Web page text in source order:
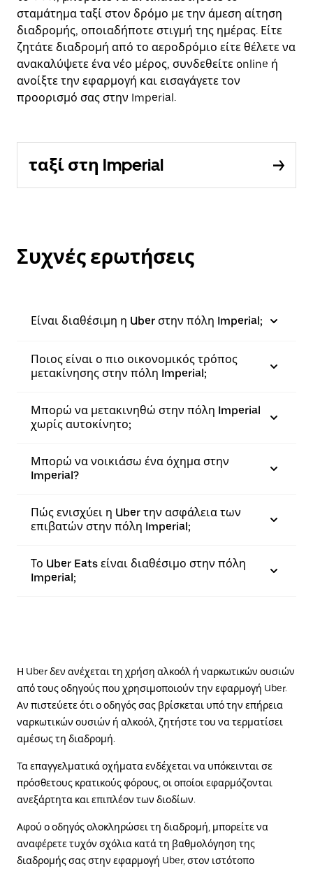
σταμάτημα ταξί στον δρόμο με την άμεση αίτηση
διαδρομής, οποιαδήποτε στιγμή της ημέρας. Είτε
ζητάτε διαδρομή από το αεροδρόμιο είτε θέλετε να
ανακαλύψετε ένα νέο μέρος, συνδεθείτε online ή
ανοίξτε την εφαρμογή και εισαγάγετε τον
προορισμό σας στην Imperial.
ταξί στη Imperial
Συχνές ερωτήσεις
Είναι διαθέσιμη η Uber στην πόλη Imperial;
Ποιος είναι ο πιο οικονομικός τρόπος
μετακίνησης στην πόλη Imperial;
Μπορώ να μετακινηθώ στην πόλη Imperial
χωρίς αυτοκίνητο;
Μπορώ να νοικιάσω ένα όχημα στην
Imperial?
Πώς ενισχύει η Uber την ασφάλεια των
επιβατών στην πόλη Imperial;
Το Uber Eats είναι διαθέσιμο στην πόλη
Imperial;
Η Uber δεν ανέχεται τη χρήση αλκοόλ ή ναρκωτικών ουσιών
από τους οδηγούς που χρησιμοποιούν την εφαρμογή Uber.
Αν πιστεύετε ότι ο οδηγός σας βρίσκεται υπό την επήρεια
ναρκωτικών ουσιών ή αλκοόλ, ζητήστε του να τερματίσει
αμέσως τη διαδρομή.
Τα επαγγελματικά οχήματα ενδέχεται να υπόκεινται σε
πρόσθετους κρατικούς φόρους, οι οποίοι εφαρμόζονται
ανεξάρτητα και επιπλέον των διοδίων.
Αφού ο οδηγός ολοκληρώσει τη διαδρομή, μπορείτε να
αναφέρετε τυχόν σχόλια κατά τη βαθμολόγηση της
διαδρομής σας στην εφαρμογή Uber, στον ιστότοπο